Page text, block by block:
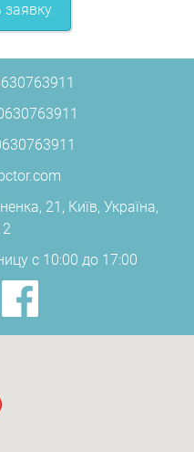
заявку
21, Київ, Україна,
с 10:00 до 17:00